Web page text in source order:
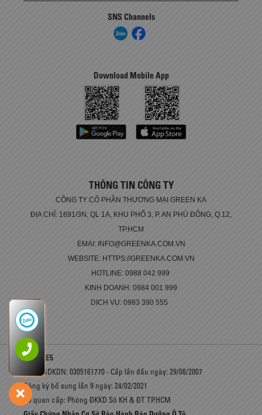
SNS Channels
Download Mobile App
THÔNG TIN CÔNG TY
CÔNG TY CỔ PHẦN THƯƠNG MẠI GREEN KA
ĐỊA CHỈ: 1691/3N, QL 1A, KHU PHỐ 3, P. AN PHÚ ĐÔNG, Q.12,
TP.HCM
EMAI: INFO@GREENKA.COM.VN
WEBSITE: HTTPS://GREENKA.COM.VN
HOTLINE: 0988 042 999
KINH DOANH: 0984 001 999
DỊCH VỤ: 0983 390 555
FRR90LE5
Số GCNDKDN: 0305161770 - Cấp lần đầu ngày: 29/08/2007
Đăng ký bổ sung lần 9 ngày: 24/02/2021
Cơ quan cấp: Phòng ĐKKD Sở KH & ĐT TP.HCM